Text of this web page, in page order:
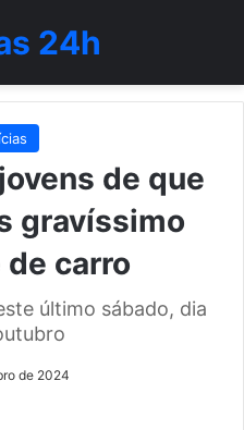
24h
de que
gravíssimo
carro
último sábado, dia
de 2024